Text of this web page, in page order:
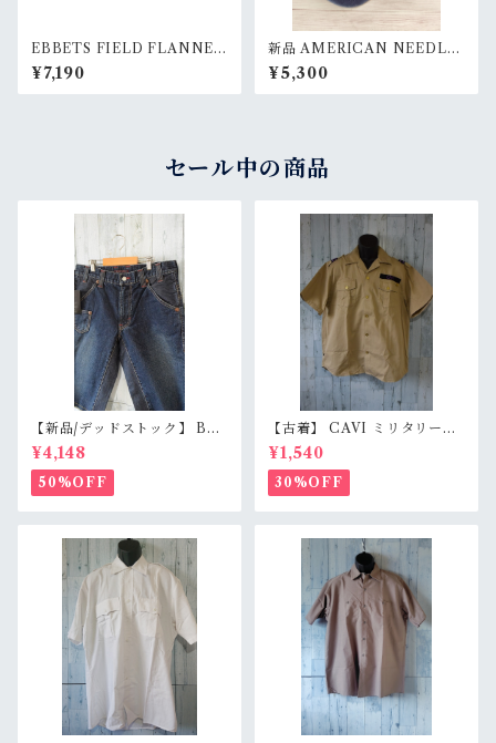
EBBETS FIELD FLANNEL
S 別注 COTTON BALLCAP
(73/8) Ranks
¥7,190
新品 AMERICAN NEEDLE
ARCHIVE HOMESTEAD G
RAYS NAVY ホームステッド
グレイズ ストライプ/ネイビー
¥5,300
セール中の商品
【新品/デッドストック】 BL
UE WAY ブルーウェイ 日本製
デニムショートパンツ S/M/L
（M1431-50） 膝下丈 職人加
工 アメカジ RankS
¥4,148
50%OFF
【古着】 CAVI ミリタリー風
半袖シャツ XL（身幅63cm）
ベージュ 金ボタン 80s ロック
エポレット オーバーサイズ Ra
nkB
¥1,540
30%OFF